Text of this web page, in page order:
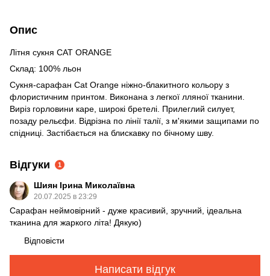
Опис
Літня сукня CAT ORANGE
Склад: 100% льон
Сукня-сарафан Cat Orange ніжно-блакитного кольору з
флористичним принтом. Виконана з легкої лляної тканини.
Виріз горловини каре, широкі бретелі. Прилеглий силует,
позаду рельєфи. Відрізна по лінії талії, з м'якими защипами по
спідниці. Застібається на блискавку по бічному шву.
Відгуки 1
Шиян Ірина Миколаївна
20.07.2025 в 23:29
Сарафан неймовірний - дуже красивий, зручний, ідеальна
тканина для жаркого літа! Дякую)
Відповісти
Написати відгук